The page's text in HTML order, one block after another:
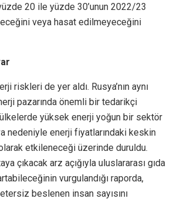
20 ile yüzde 30’unun 2022/23
veya hasat edilmeyeceğini
riskleri de yer aldı. Rusya’nın aynı
pazarında önemli bir tedarikçi
yüksek enerji yoğun bir sektör
nedeniyle enerji fiyatlarındaki keskin
olarak etkileneceği üzerinde duruldu.
çıkacak arz açığıyla uluslararası gıda
vurgulandığı raporda,
beslenen insan sayısını